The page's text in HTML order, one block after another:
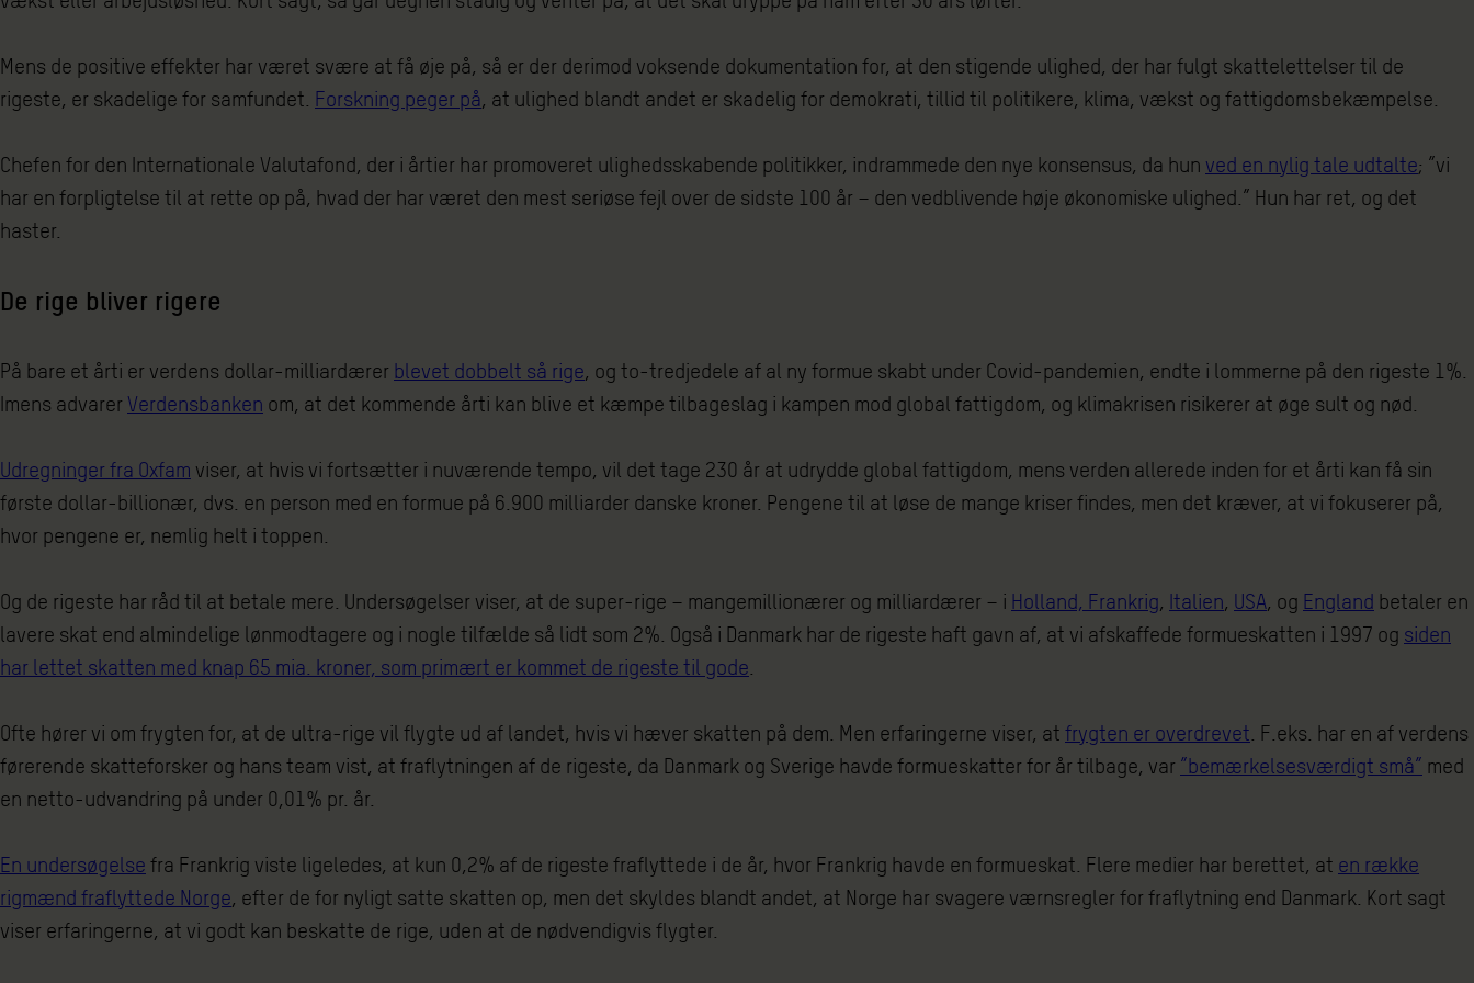
Mens de positive effekter har været svære at få øje på, så er der derimod voksende dokumentation for, at den stigende ulighed, der har fulgt skattelettelser til de
rigeste, er skadelige for samfundet. Forskning peger på, at ulighed blandt andet er skadelig for demokrati, tillid til politikere, klima, vækst og fattigdomsbekæmpelse.
Chefen for den Internationale Valutafond, der i årtier har promoveret ulighedsskabende politikker, indrammede den nye konsensus, da hun ved en nylig tale udtalte; ”vi
har en forpligtelse til at rette op på, hvad der har været den mest seriøse fejl over de sidste 100 år – den vedblivende høje økonomiske ulighed.” Hun har ret, og det
haster.
De rige bliver rigere
På bare et årti er verdens dollar-milliardærer blevet dobbelt så rige, og to-tredjedele af al ny formue skabt under Covid-pandemien, endte i lommerne på den rigeste 1%.
Imens advarer Verdensbanken om, at det kommende årti kan blive et kæmpe tilbageslag i kampen mod global fattigdom, og klimakrisen risikerer at øge sult og nød.
Udregninger fra Oxfam viser, at hvis vi fortsætter i nuværende tempo, vil det tage 230 år at udrydde global fattigdom, mens verden allerede inden for et årti kan få sin
første dollar-billionær, dvs. en person med en formue på 6.900 milliarder danske kroner. Pengene til at løse de mange kriser findes, men det kræver, at vi fokuserer på,
hvor pengene er, nemlig helt i toppen.
Og de rigeste har råd til at betale mere. Undersøgelser viser, at de super-rige – mangemillionærer og milliardærer – i Holland, Frankrig, Italien, USA, og England betaler en
lavere skat end almindelige lønmodtagere og i nogle tilfælde så lidt som 2%. Også i Danmark har de rigeste haft gavn af, at vi afskaffede formueskatten i 1997 og siden
har lettet skatten med knap 65 mia. kroner, som primært er kommet de rigeste til gode
Ofte hører vi om frygten for, at de ultra-rige vil flygte ud af landet, hvis vi hæver skatten på dem. Men erfaringerne viser, at frygten er overdrevet . F.eks. har en af verdens
førerende skatteforsker og hans team vist, at fraflytningen af de rigeste, da Danmark og Sverige havde formueskatter for år tilbage, var ”bemærkelsesværdigt små” med
en netto-udvandring på under 0,01% pr. år.
En undersøgelse fra Frankrig viste ligeledes, at kun 0,2% af de rigeste fraflyttede i de år, hvor Frankrig havde en formueskat. Flere medier har berettet, at en række
rigmænd fraflyttede Norge, efter de for nyligt satte skatten op, men det skyldes blandt andet, at Norge har svagere værnsregler for fraflytning end Danmark. Kort sagt
viser erfaringerne, at vi godt kan beskatte de rige, uden at de nødvendigvis flygter.